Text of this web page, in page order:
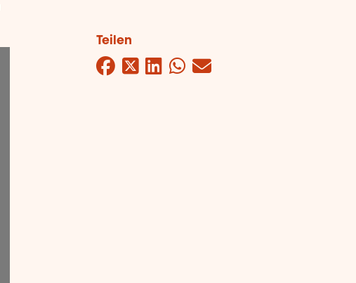
Teilen
Facebook
Twitter
LinkedIn
WhatsApp
Mail